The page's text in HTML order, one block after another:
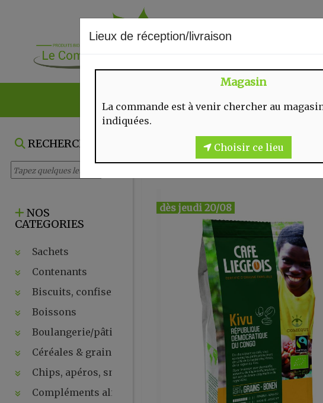
NOS VENTES DU MOMENT
RECHERCHE
NOS
CATEGORIES
Sachets
Contenants
Biscuits, confiseries, chocolats, snacks
Boissons
Boulangerie/pâtisseries
Céréales & graines
Chips, apéros, snacks, crackers ...
Compléments alimentaires & plantes
Lieux de réception/livraison
Magasin
La commande est à venir chercher au
indiquées.
Choisir ce lieu
dès jeudi 20/08